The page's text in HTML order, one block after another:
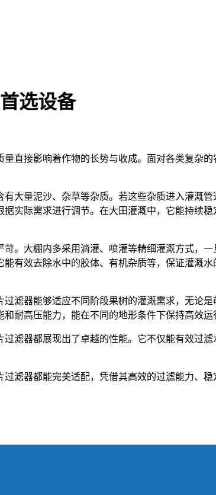
选设备
直接影响着作物的长势与收成。面对各类复杂
大量泥沙、杂草等杂质。若这些杂质进入灌溉
实际需求进行调节。在大田灌溉中，它能持续
。大棚内多采用滴灌、喷灌等精细灌溉方式，
有效去除水中的胶体、有机杂质等，保证灌溉
滤器能够适应不同阶段果树的灌溉需求，无论
耐高压能力，能在不同的地形条件下保持高效
滤器都展现出了卓越的性能。它不仅能有效过
滤器都能完美适配，凭借其高效的过滤能力、